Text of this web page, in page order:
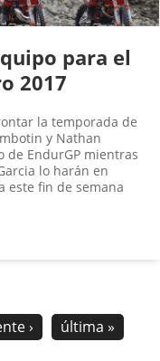
para el
2017
la temporada de
y Nathan
EndurGP mientras
lo harán en
este fin de semana
› última »